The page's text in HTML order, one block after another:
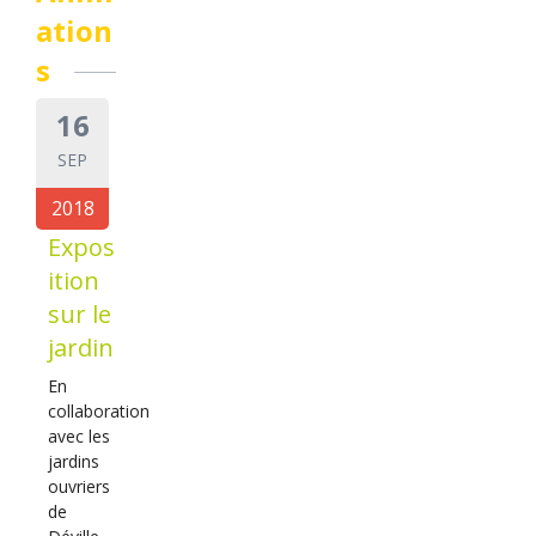
ation
s
16
SEP
2018
Expos
ition
sur le
jardin
En
collaboration
avec les
jardins
ouvriers
de